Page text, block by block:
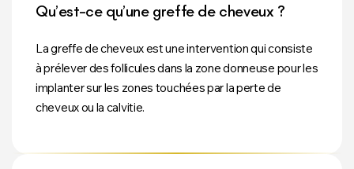
Qu’est-ce qu’une greffe de cheveux ?
La greffe de cheveux est une intervention qui consiste
à prélever des follicules dans la zone donneuse pour les
implanter sur les zones touchées par la perte de
cheveux ou la calvitie.